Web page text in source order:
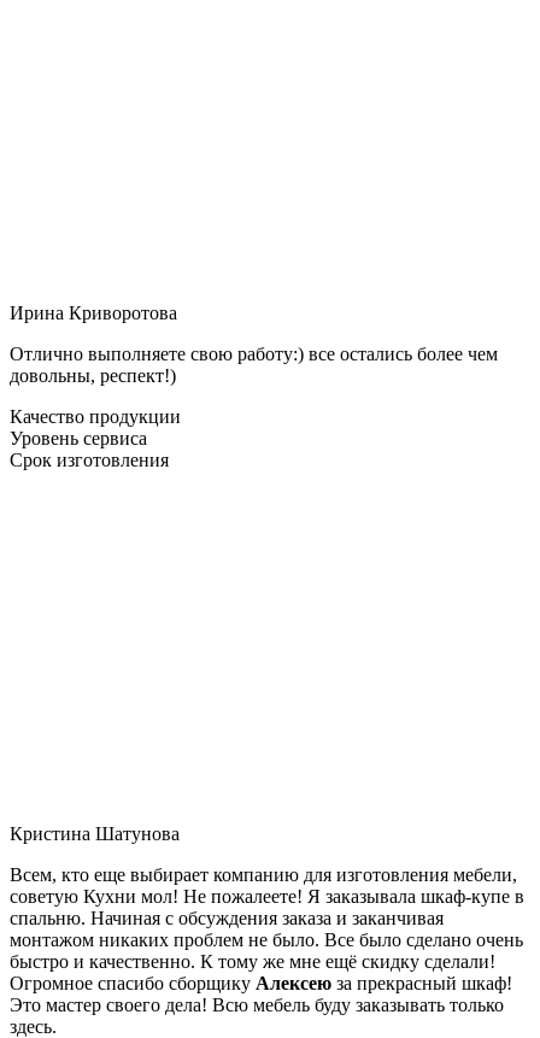
Ирина Криворотова
Отлично выполняете свою работу:) все остались более чем
довольны, респект!)
Качество продукции
Уровень сервиса
Срок изготовления
Кристина Шатунова
Всем, кто еще выбирает компанию для изготовления мебели,
советую Кухни мол! Не пожалеете! Я заказывала шкаф-купе в
спальню. Начиная с обсуждения заказа и заканчивая
монтажом никаких проблем не было. Все было сделано очень
быстро и качественно. К тому же мне ещё скидку сделали!
Огромное спасибо сборщику Алексею за прекрасный шкаф!
Это мастер своего дела! Всю мебель буду заказывать только
здесь.